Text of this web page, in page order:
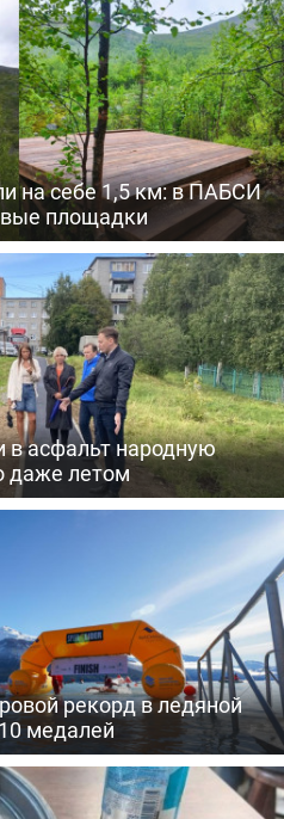
на себе 1,5 км: в ПАБСИ
площадки
в асфальт народную
даже летом
рекорд в ледяной
медалей